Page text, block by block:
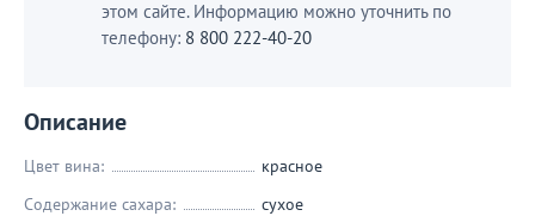
этом сайте. Информацию можно уточнить по
телефону: 8 800 222-40-20
Описание
Цвет вина:
красное
Содержание сахара:
сухое